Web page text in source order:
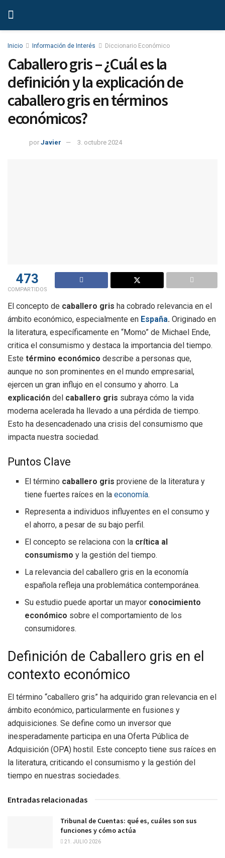
Inicio Información de Interés Diccionario Económico
Caballero gris – ¿Cuál es la
definición y la explicación de
caballero gris en términos
económicos?
por Javier 3. octubre 2024
473
COMPARTIDOS
El concepto de caballero gris ha cobrado relevancia en el
ámbito económico, especialmente en España. Originado en
la literatura, específicamente en “Momo” de Michael Ende,
critica el consumismo y destaca la importancia del tiempo.
Este término económico describe a personas que,
aunque no son prominentes en el mundo empresarial,
ejercen un gran influjo en el consumo y ahorro. La
explicación del caballero gris subraya cómo la vida
moderna acelerada ha llevado a una pérdida de tiempo.
Esto ha desencadenado una crisis del consumismo que
impacta nuestra sociedad.
Puntos Clave
El término caballero gris proviene de la literatura y
tiene fuertes raíces en laeconomía.
Representa a individuos influyentes en el consumo y
el ahorro, a pesar de su bajo perfil.
El concepto se relaciona con la crítica al
consumismo y la gestión del tiempo.
La relevancia del caballero gris en la economía
española refleja una problemática contemporánea.
Su estudio puede aportar un mayor conocimiento
económico sobre el comportamiento de los
consumidores.
Definición de Caballero gris en el
contexto económico
El término “caballero gris” ha adquirido gran relevancia en el
ámbito económico, particularmente en fusiones y
adquisiciones. Se define como un inversor que
inesperadamente participa en una Oferta Pública de
Adquisición (OPA) hostil. Este concepto tiene sus raíces en
la literatura, criticando el consumismo y la gestión del
tiempo en nuestras sociedades.
Entradas relacionadas
Tribunal de Cuentas: qué es, cuáles son sus
funciones y cómo actúa
21. JULIO 2026